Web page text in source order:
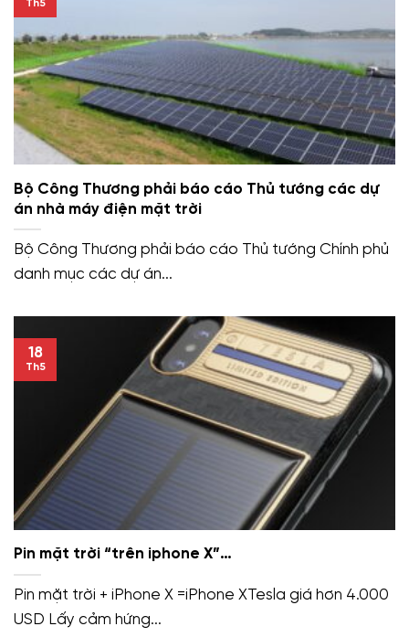
Bộ Công Thương phải báo cáo Thủ tướng các dự
án nhà máy điện mặt trời
Bộ Công Thương phải báo cáo Thủ tướng Chính phủ
danh mục các dự án...
Th5
Pin mặt trời “trên iphone X”…
Pin mặt trời + iPhone X =iPhone XTesla giá hơn 4.000
USD Lấy cảm hứng...
18
Th5